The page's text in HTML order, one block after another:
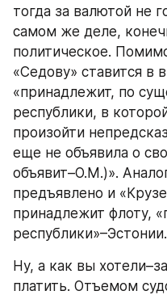
тогда за валютой не
самом же деле,
политическое.
«Седову» ставится в
«принадлежит, по
республики, в
произойти
еще не объявила о
объявит–О.М.)».
предъявлено и
принадлежит флоту,
республики»–Эстонии.
Ну, а как вы
платить. Отъемом